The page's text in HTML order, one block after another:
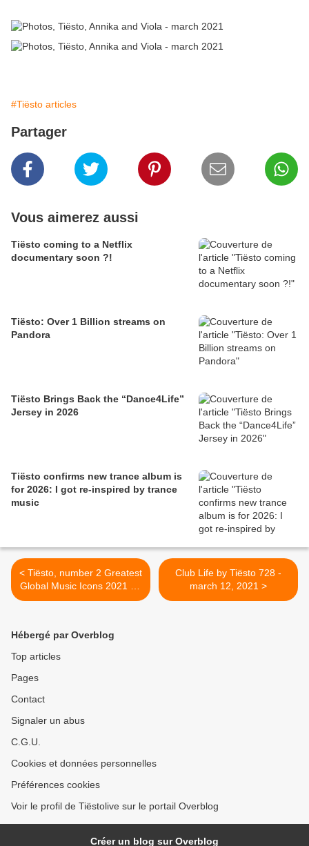
#Tiësto articles
Partager
Vous aimerez aussi
Tiësto coming to a Netflix
documentary soon ?!
Tiësto: Over 1 Billion streams on
Pandora
Tiësto Brings Back the “Dance4Life”
Jersey in 2026
Tiësto confirms new trance album is
for 2026: I got re-inspired by trance
music
< Tiësto, number 2 Greatest
Global Music Icons 2021 for
DKODING.in
Club Life by Tiësto 728 -
march 12, 2021 >
Hébergé par Overblog
Top articles
Pages
Contact
Signaler un abus
C.G.U.
Cookies et données personnelles
Préférences cookies
Voir le profil de Tiëstolive sur le portail Overblog
Créer un blog sur Overblog